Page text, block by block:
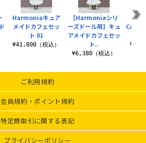
Harmoniaキュア
メイドカフェセッ
ト 01
¥41,800（税込）
【Harmoniaシリ
ーズドール用】キュ
アメイドカフェセッ
ト..
¥6,380（税込）
ご利用規約
会員規約・ポイント規約
特定商取引に関する表記
プライバシーポリシー